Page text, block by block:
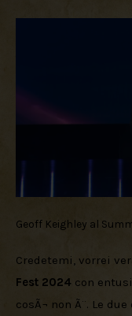
Geoff Keighley al
Credetemi, vorrei
Fest 2024 con
cosÃ¬ non Ã¨. Le